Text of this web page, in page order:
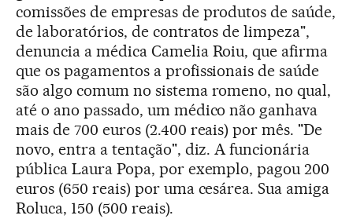
comissões de empresas de produtos de saúde,
de laboratórios, de contratos de limpeza",
denuncia a médica Camelia Roiu, que afirma
que os pagamentos a profissionais de saúde
são algo comum no sistema romeno, no qual,
até o ano passado, um médico não ganhava
mais de 700 euros (2.400 reais) por mês. "De
novo, entra a tentação", diz. A funcionária
pública Laura Popa, por exemplo, pagou 200
euros (650 reais) por uma cesárea. Sua amiga
Roluca, 150 (500 reais).